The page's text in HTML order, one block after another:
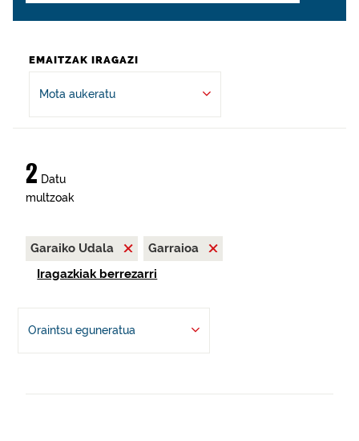
EMAITZAK IRAGAZI
Mota aukeratu
2 Datu
multzoak
Garaiko Udala
Garraioa
Iragazkiak berrezarri
Oraintsu eguneratua